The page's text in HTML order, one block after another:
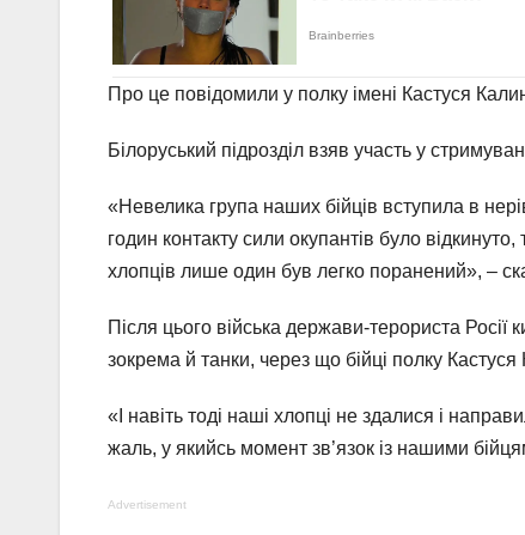
Про це повідомили у полку імені Кастуся
Білоруський підрозділ взяв участь у
«Невелика група наших бійців вступила в
годин контакту сили окупантів було
хлопців лише один був легко поранений», –
Після цього війська держави-терориста Росії
зокрема й танки, через що бійці полку
«І навіть тоді наші хлопці не здалися і
жаль, у якийсь момент зв’язок із нашими
Advertisement